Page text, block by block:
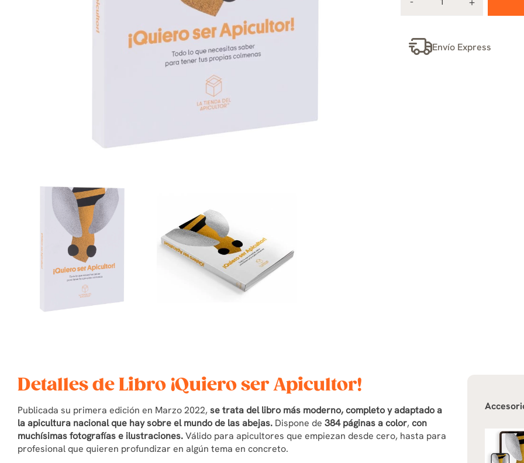
Envío Express
Detalles de Libro ¡Quiero ser Apicultor!
Publicada su primera edición en Marzo 2022, se trata del libro más moderno, completo y adaptado a
la apicultura nacional que hay sobre el mundo de las abejas. Dispone de 384 páginas a color, con
muchísimas fotografías e ilustraciones.Válido para apicultores que empiezan desde cero, hasta para
profesional que quieren profundizar en algún tema en concreto.